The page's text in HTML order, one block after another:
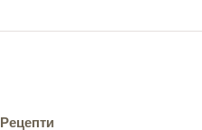
Рецепти